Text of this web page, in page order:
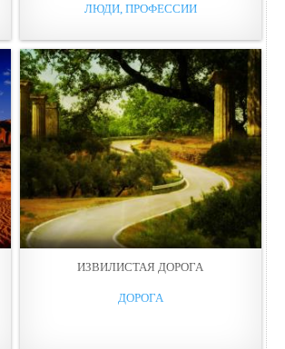
ЛЮДИ, ПРОФЕССИИ
ИЗВИЛИСТАЯ ДОРОГА
ДОРОГА